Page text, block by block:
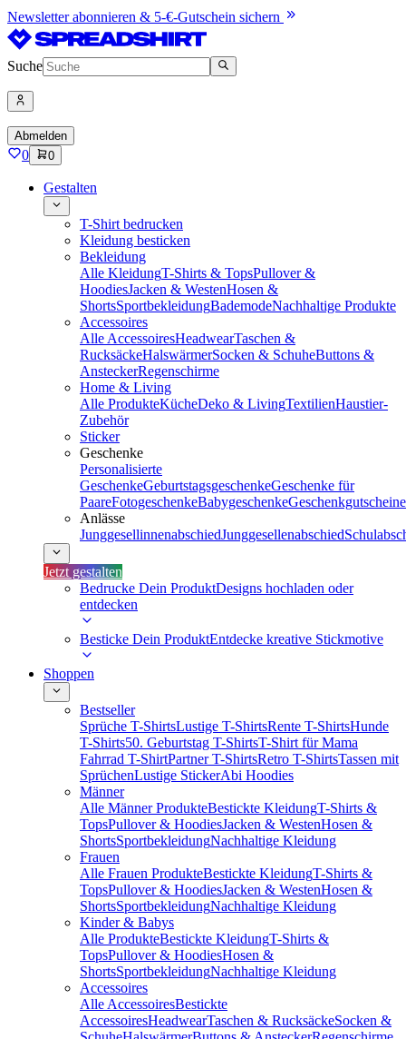
Newsletter abonnieren & 5-€-Gutschein sichern
Suche
Abmelden
0 0
Gestalten
T-Shirt bedrucken
Kleidung besticken
Bekleidung
Alle KleidungT-Shirts & TopsPullover &
HoodiesJacken & WestenHosen &
ShortsSportbekleidungBademodeNachhaltige Produkte
Accessoires
Alle AccessoiresHeadwearTaschen &
RucksäckeHalswärmerSocken & SchuheButtons &
AnsteckerRegenschirme
Home & Living
Alle ProdukteKücheDeko & LivingTextilienHaustier-
Zubehör
Sticker
Geschenke
Personalisierte
GeschenkeGeburtstagsgeschenkeGeschenke für
PaareFotogeschenkeBabygeschenkeGeschenkgutscheine
Anlässe
JunggesellinnenabschiedJunggesellenabschied
Jetzt gestalten
Bedrucke Dein ProduktDesigns hochladen oder
entdecken
Besticke Dein ProduktEntdecke kreative Stickmotive
Shoppen
Bestseller
Sprüche T-ShirtsLustige T-ShirtsRente T-ShirtsHunde
T-Shirts50. Geburtstag T-ShirtsT-Shirt für Mama
Fahrrad T-ShirtPartner T-ShirtsRetro T-ShirtsTassen mit
SprüchenLustige StickerAbi Hoodies
Männer
Alle Männer ProdukteBestickte KleidungT-Shirts &
TopsPullover & HoodiesJacken & WestenHosen &
ShortsSportbekleidungNachhaltige Kleidung
Frauen
Alle Frauen ProdukteBestickte KleidungT-Shirts &
TopsPullover & HoodiesJacken & WestenHosen &
ShortsSportbekleidungNachhaltige Kleidung
Kinder & Babys
Alle ProdukteBestickte KleidungT-Shirts &
TopsPullover & HoodiesHosen &
ShortsSportbekleidungNachhaltige Kleidung
Accessoires
Alle AccessoiresBestickte
AccessoiresHeadwearTaschen & RucksäckeSocken &